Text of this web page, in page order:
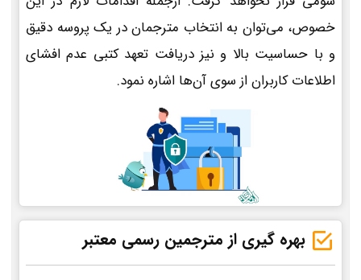
خصوص، می‌توان به انتخاب مترجمان در یک پروسه دقیق
و با حساسیت بالا و نیز دریافت تعهد کتبی عدم افشای
اطلاعات کاربران از سوی آن‌ها اشاره نمود.
بهره گیری از مترجمین رسمی معتبر